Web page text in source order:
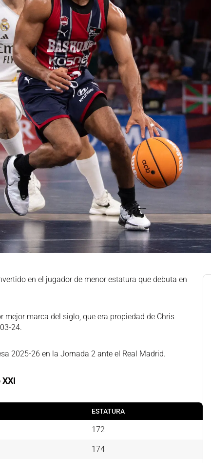
en el jugador de menor estatura que debuta en
marca del siglo, que era propiedad de Chris
24.
2025-26 en la Jornada 2 ante el Real Madrid.
ESTATURA
172
174